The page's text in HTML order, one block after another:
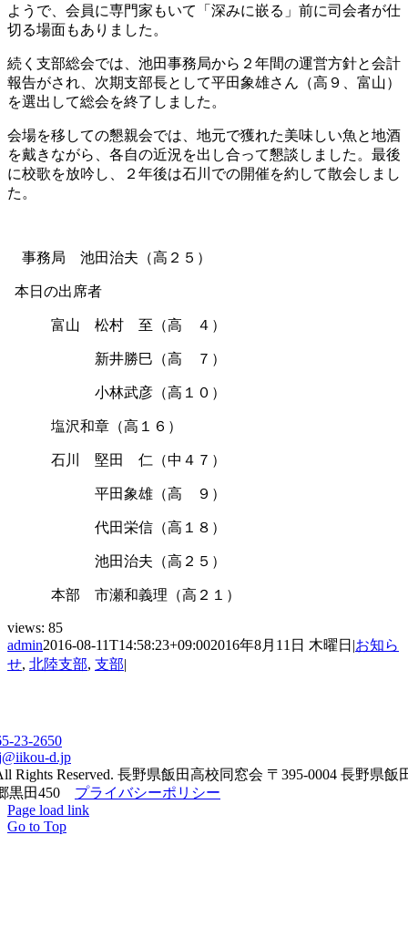
ようで、会員に専門家もいて「深みに嵌る」前に司会者が仕
切る場面もありました。
続く支部総会では、池田事務局から２年間の運営方針と会計
報告がされ、次期支部長として平田象雄さん（高９、富山）
を選出して総会を終了しました。
会場を移しての懇親会では、地元で獲れた美味しい魚と地酒
を戴きながら、各自の近況を出し合って懇談しました。最後
に校歌を放吟し、２年後は石川での開催を約して散会しまし
た。
事務局 池田治夫（高２５）
本日の出席者
富山 松村 至（高 ４）
新井勝巳（高 ７）
小林武彦（高１０）
塩沢和章（高１６）
石川 堅田 仁（中４７）
平田象雄（高 ９）
代田栄信（高１８）
池田治夫（高２５）
本部 市瀬和義理（高２１）
views: 85
admin2016-08-11T14:58:23+09:002016年8月11日 木曜日 |お知ら
せ, 北陸支部, 支部|
23-2650
d.jp
Rights Reserved. 長野県飯田高校同窓会 〒395-0004 長野県飯
黒田450 プライバシーポリシー
Page load link
Go to Top